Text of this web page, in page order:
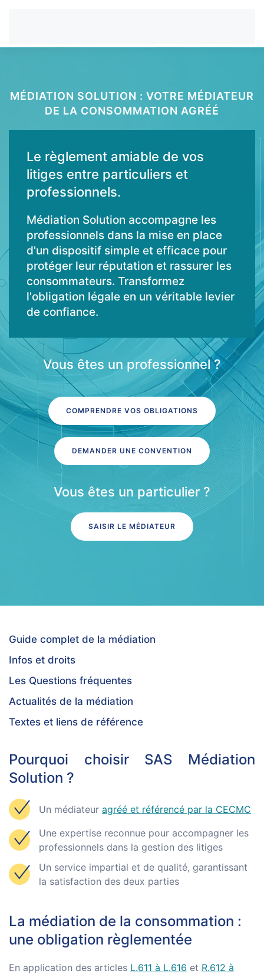
MÉDIATION SOLUTION : VOTRE MÉDIATEUR
DE LA CONSOMMATION AGRÉÉ
Le règlement amiable de vos
litiges entre particuliers et
professionnels.
Médiation Solution accompagne les
professionnels dans la mise en place
d'un dispositif simple et efficace pour
protéger leur réputation et rassurer les
consommateurs. Transformez
l'obligation légale en un véritable levier
de confiance.
Vous êtes un professionnel ?
COMPRENDRE VOS OBLIGATIONS
DEMANDER UNE CONVENTION
Vous êtes un particulier ?
SAISIR LE MÉDIATEUR
Pourquoi choisir SAS Médiation
Solution ?
Un médiateur agréé et référencé par la CECMC
Une expertise reconnue pour accompagner les
professionnels dans la gestion des litiges
Un service impartial et de qualité, garantissant
la satisfaction des deux parties
La médiation de la consommation :
une obligation règlementée
En application des articles L.611 à L.616 et R.612 à
Guide complet de la médiation
Infos et droits
Les Questions fréquentes
Actualités de la médiation
Textes et liens de référence